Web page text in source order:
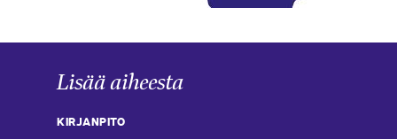
Lisää aiheesta
KIRJANPITO